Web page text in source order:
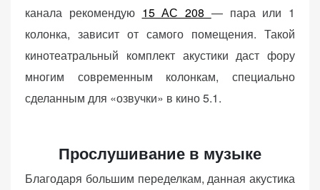
канала рекомендую 15 АС 208 — пара или 1
колонка, зависит от самого помещения. Такой
кинотеатральный комплект акустики даст фору
многим современным колонкам, специально
сделанным для «озвучки» в кино 5.1.
Прослушивание в музыке
Благодаря большим переделкам, данная акустика